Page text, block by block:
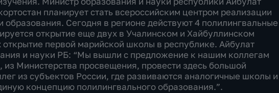
планирует стать всероссийским центром реализации
образования. Сегодня в регионе действуют 4 полилингвальные
открытие еще двух в Учалинском и Хайбуллинском
первой марийской школы в республике. Айбулат
и науки РБ: “Мы вышли с предложение к нашим коллегам
из Министерства просвещения, провести здесь большой
из субъектов России, где развиваются аналогичные школы и
концепцию полилингвального образования.”.